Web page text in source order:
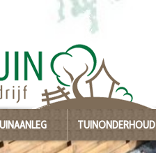
TUINONDERHOUD